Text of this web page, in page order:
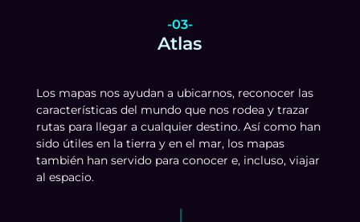
-03-
Atlas
Los mapas nos ayudan a ubicarnos, reconocer las
características del mundo que nos rodea y trazar
rutas para llegar a cualquier destino. Así como han
sido útiles en la tierra y en el mar, los mapas
también han servido para conocer e, incluso, viajar
al espacio.
"